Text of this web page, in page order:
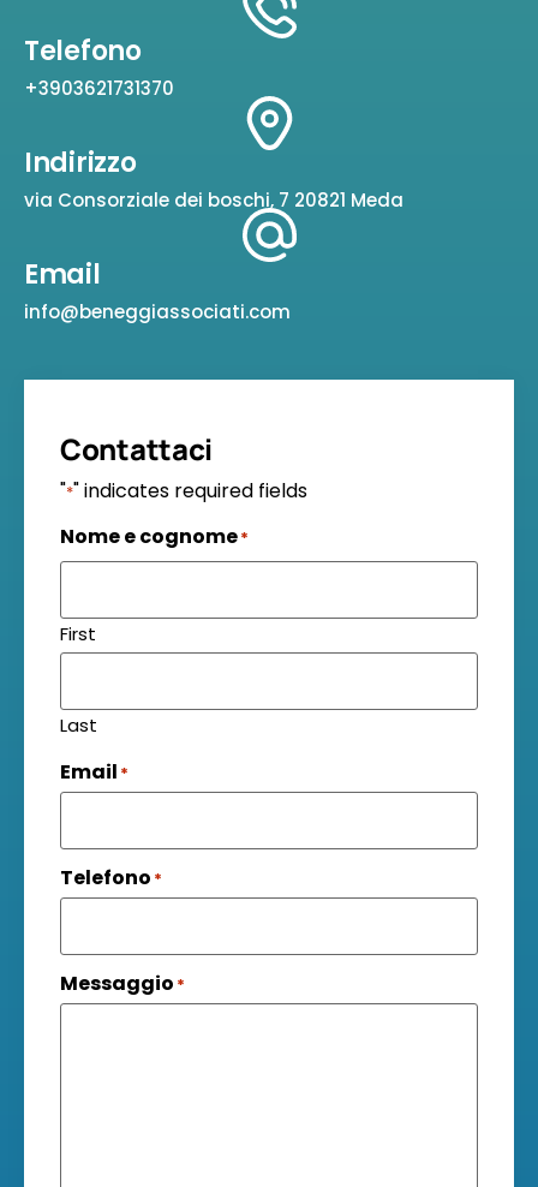
Telefono
+3903621731370
Indirizzo
via Consorziale dei boschi, 7 20821 Meda
Email
info@beneggiassociati.com
Contattaci
"*" indicates required fields
Nome e cognome*
First
Last
Email *
Telefono *
Messaggio *